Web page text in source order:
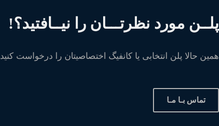
مورد نظرتـــان را نیــافتید؟!
حالا پلن انتخابی یا کانفیگ اختصاصیتان را درخواست کنید
تماس بـا مـا